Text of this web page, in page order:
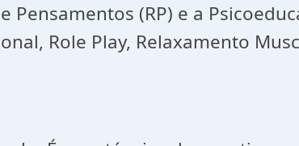
(RP) e a
Role Play, Relaxamento